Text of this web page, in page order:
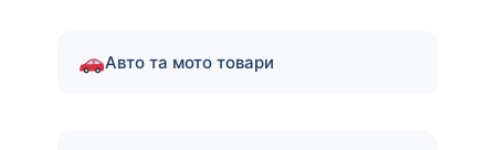
Авто та мото товари